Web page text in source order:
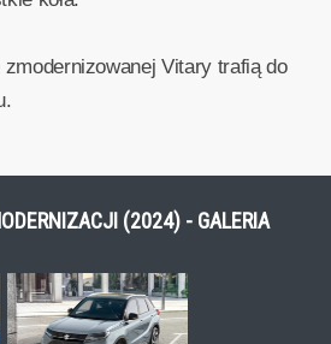
Vitary trafią do
(2024) - GALERIA